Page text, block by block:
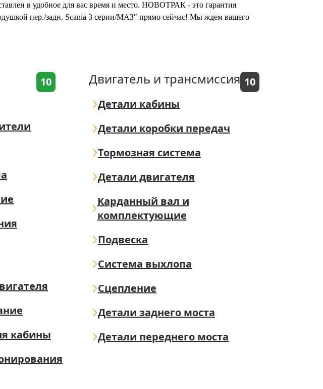
в удобное для вас время и место. НОВОТРАК - это гарантия
пер./задн. Scania 3 серии/МАЗ" прямо сейчас! Мы ждем вашего
10
кабины
Двигатель и трансмиссия 10
Детали кабины
Детали коробки передач
Тормозная система
Детали двигателя
Карданный вал и
комплектующие
Подвеска
Система выхлопа
Сцепление
Детали заднего моста
Детали переднего моста